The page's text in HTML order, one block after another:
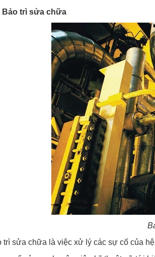
Bảo trì sửa chữa
trì sửa chữa là việc xử lý các sự cố của